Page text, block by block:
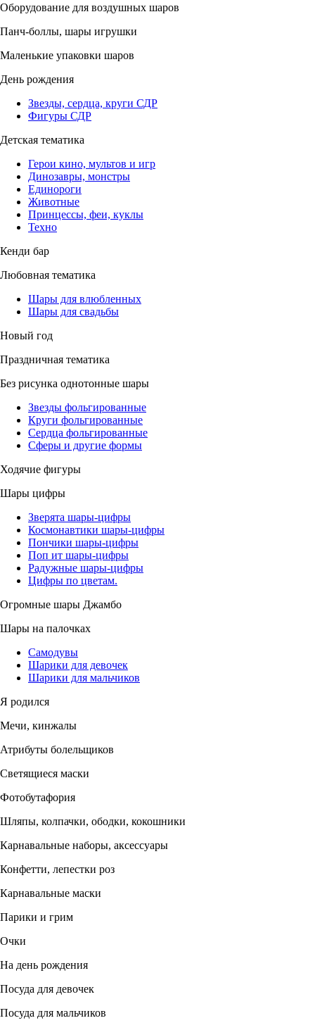
Оборудование для воздушных шаров
Панч-боллы, шары игрушки
Маленькие упаковки шаров
День рождения
Звезды, сердца, круги СДР
Фигуры СДР
Детская тематика
Герои кино, мультов и игр
Динозавры, монстры
Единороги
Животные
Принцессы, феи, куклы
Техно
Кенди бар
Любовная тематика
Шары для влюбленных
Шары для свадьбы
Новый год
Праздничная тематика
Без рисунка однотонные шары
Звезды фольгированные
Круги фольгированные
Сердца фольгированные
Сферы и другие формы
Ходячие фигуры
Шары цифры
Зверята шары-цифры
Космонавтики шары-цифры
Пончики шары-цифры
Поп ит шары-цифры
Радужные шары-цифры
Цифры по цветам.
Огромные шары Джамбо
Шары на палочках
Самодувы
Шарики для девочек
Шарики для мальчиков
Я родился
Мечи, кинжалы
Атрибуты болельщиков
Светящиеся маски
Фотобутафория
Шляпы, колпачки, ободки, кокошники
Карнавальные наборы, аксессуары
Конфетти, лепестки роз
Карнавальные маски
Парики и грим
Очки
На день рождения
Посуда для девочек
Посуда для мальчиков